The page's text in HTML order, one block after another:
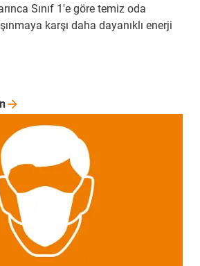
Sınıf 1'e göre temiz oda
karşı daha dayanıklı enerji